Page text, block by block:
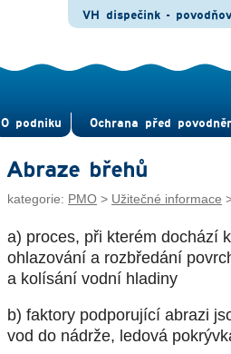
O pod­niku Ochrana před
VH dispečink -
Abraze břehů
kategorie: PMO > Užitečné informace
a) proces, při kterém dochází
ohlazování a rozbředání
a kolísání vodní hladiny
b) faktory podporující abrazi
vod do nádrže, ledová